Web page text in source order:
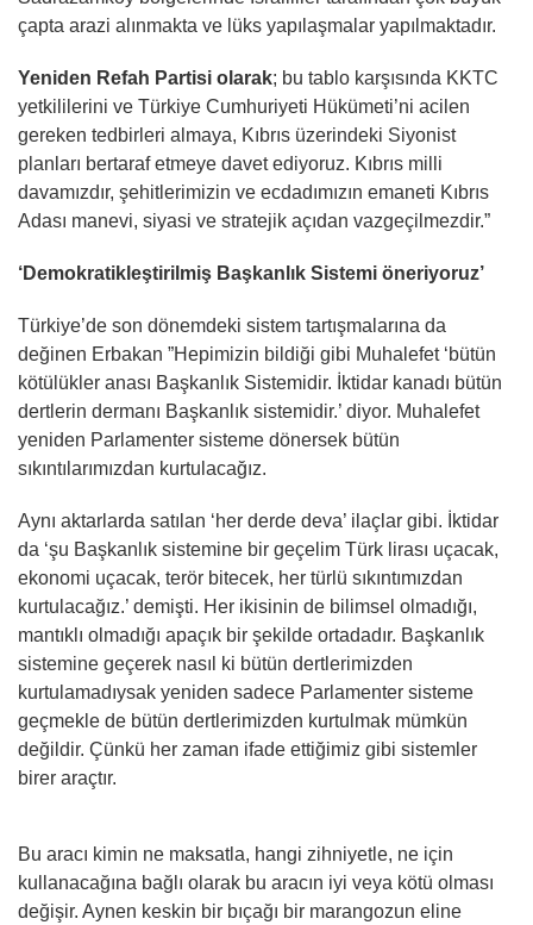
çapta arazi alınmakta ve lüks yapılaşmalar yapılmaktadır.
Yeniden Refah Partisi olarak; bu tablo karşısında KKTC
yetkililerini ve Türkiye Cumhuriyeti Hükümeti’ni acilen
gereken tedbirleri almaya, Kıbrıs üzerindeki Siyonist
planları bertaraf etmeye davet ediyoruz. Kıbrıs milli
davamızdır, şehitlerimizin ve ecdadımızın emaneti Kıbrıs
Adası manevi, siyasi ve stratejik açıdan vazgeçilmezdir.”
‘Demokratikleştirilmiş Başkanlık Sistemi öneriyoruz’
Türkiye’de son dönemdeki sistem tartışmalarına da
değinen Erbakan ”Hepimizin bildiği gibi Muhalefet ‘bütün
kötülükler anası Başkanlık Sistemidir. İktidar kanadı bütün
dertlerin dermanı Başkanlık sistemidir.’ diyor. Muhalefet
yeniden Parlamenter sisteme dönersek bütün
sıkıntılarımızdan kurtulacağız.
Aynı aktarlarda satılan ‘her derde deva’ ilaçlar gibi. İktidar
da ‘şu Başkanlık sistemine bir geçelim Türk lirası uçacak,
ekonomi uçacak, terör bitecek, her türlü sıkıntımızdan
kurtulacağız.’ demişti. Her ikisinin de bilimsel olmadığı,
mantıklı olmadığı apaçık bir şekilde ortadadır. Başkanlık
sistemine geçerek nasıl ki bütün dertlerimizden
kurtulamadıysak yeniden sadece Parlamenter sisteme
geçmekle de bütün dertlerimizden kurtulmak mümkün
değildir. Çünkü her zaman ifade ettiğimiz gibi sistemler
birer araçtır.
Bu aracı kimin ne maksatla, hangi zihniyetle, ne için
kullanacağına bağlı olarak bu aracın iyi veya kötü olması
değişir. Aynen keskin bir bıçağı bir marangozun eline